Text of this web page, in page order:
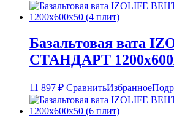
Базальтовая вата
СТАНДАРТ
11 897 ₽ СравнитьИзбранное